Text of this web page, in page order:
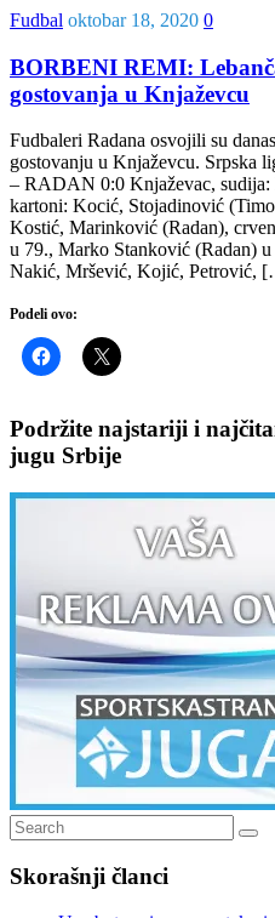
Fudbal oktobar 18, 2020 0
BORBENI REMI:
gostovanja u Knjaževcu
Fudbaleri Radana osvojili su
gostovanju u Knjaževcu.
– RADAN 0:0 Knjaževac,
kartoni: Kocić, Stojadinović
Kostić, Marinković (Radan),
u 79., Marko Stanković (Radan)
Nakić, Mršević, Kojić, Petrović,
Podeli ovo:
Podržite najstariji i
jugu Srbije
Search
for:
Skorašnji članci